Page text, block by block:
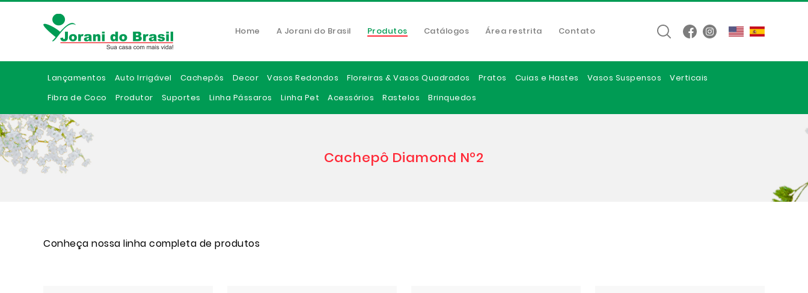
Home A Jorani do Brasil Produtos Catálogos Área restrita Contato
Lançamentos Auto Irrigável Cachepôs Decor Vasos Redondos Floreiras & Vasos Quadrados Pratos Cuias e Hastes Vasos Suspensos
Verticais
Fibra de Coco
Produtor Suportes Linha Pássaros Linha Pet Acessórios Rastelos Brinquedos
Cachepô Diamond Nº2
Conheça nossa linha completa de produtos